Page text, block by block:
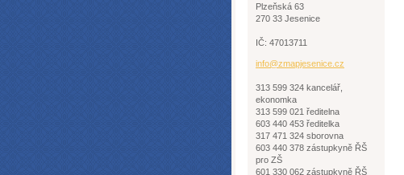
Plzeňská 63
270 33 Jesenice
IČ: 47013711
info@zmapjesenice.cz
313 599 324 kancelář,
ekonomka
313 599 021 ředitelna
603 440 453 ředitelka
317 471 324 sborovna
603 440 378 zástupkyně ŘŠ
pro ZŠ
601 330 062 zástupkyně ŘŠ